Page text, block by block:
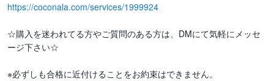
https://coconala.com/services/1999924
☆購入を迷われてる方やご質問のある方は、DMにて気軽にメッセ
ージ下さい☆
※必ずしも合格に近付けることをお約束はできません。